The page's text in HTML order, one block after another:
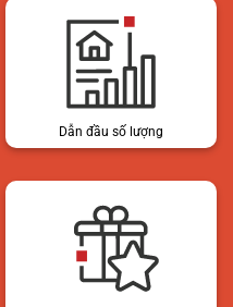
Dẫn đầu số lượng